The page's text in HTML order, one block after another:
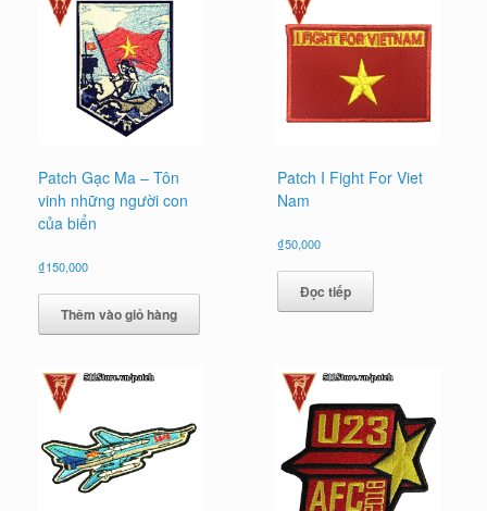
Patch Gạc Ma – Tôn
vinh những người con
của biển
₫150,000
Thêm vào giỏ hàng
Patch I Fight For Viet
Nam
₫50,000
Đọc tiếp